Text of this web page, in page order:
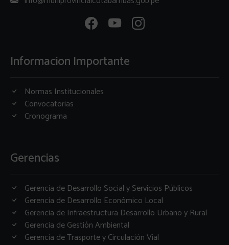
Informacion Importante
Normas Institucionales
Convocatorias
Cronograma
Gerencias
Gerencia de Desarrollo Social y Servicios Públicos
Gerencia de Desarrollo Económico Local
Gerencia de Infraestructura Desarrollo Urbano y Rural
Gerencia de Gestión Ambiental
Gerencia de Trasporte y Circulación Vial